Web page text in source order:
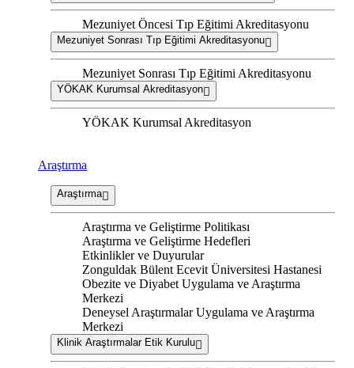
Mezuniyet Öncesi Tıp Eğitimi Akreditasyonu
Mezuniyet Sonrası Tıp Eğitimi Akreditasyonu
Mezuniyet Sonrası Tıp Eğitimi Akreditasyonu
YÖKAK Kurumsal Akreditasyon
YÖKAK Kurumsal Akreditasyon
Araştırma
Araştırma
Araştırma ve Geliştirme Politikası
Araştırma ve Geliştirme Hedefleri
Etkinlikler ve Duyurular
Zonguldak Bülent Ecevit Üniversitesi Hastanesi
Obezite ve Diyabet Uygulama ve Araştırma
Merkezi
Deneysel Araştırmalar Uygulama ve Araştırma
Merkezi
Klinik Araştırmalar Etik Kurulu